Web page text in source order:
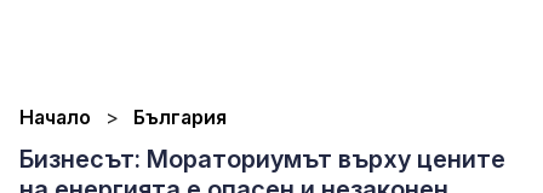
Начало България
Бизнесът: Мораториумът върху цените